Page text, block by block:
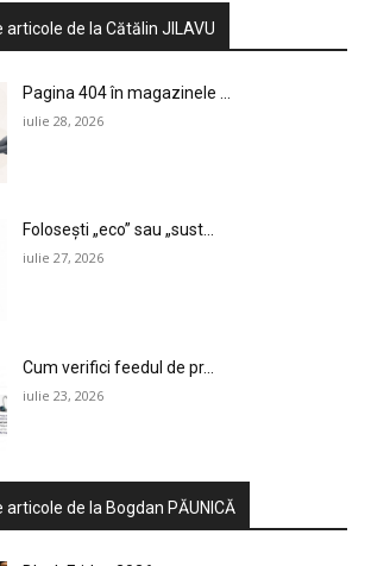
de la Cătălin JILAVU
Pagina 404 în magazinele ...
iulie 28, 2026
Folosești „eco” sau „sust...
iulie 27, 2026
Cum verifici feedul de pr...
iulie 23, 2026
de la Bogdan PĂUNICĂ